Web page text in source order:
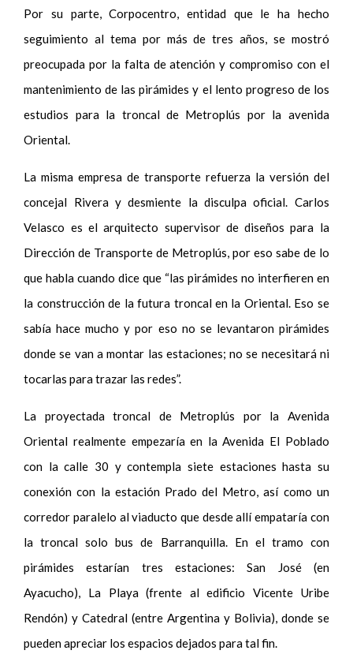
Por su parte, Corpocentro, entidad que le ha hecho
seguimiento al tema por más de tres años, se mostró
preocupada por la falta de atención y compromiso con el
mantenimiento de las pirámides y el lento progreso de los
estudios para la troncal de Metroplús por la avenida
Oriental.
La misma empresa de transporte refuerza la versión del
concejal Rivera y desmiente la disculpa oficial. Carlos
Velasco es el arquitecto supervisor de diseños para la
Dirección de Transporte de Metroplús, por eso sabe de lo
que habla cuando dice que “las pirámides no interfieren en
la construcción de la futura troncal en la Oriental. Eso se
sabía hace mucho y por eso no se levantaron pirámides
donde se van a montar las estaciones; no se necesitará ni
tocarlas para trazar las redes”.
La proyectada troncal de Metroplús por la Avenida
Oriental realmente empezaría en la Avenida El Poblado
con la calle 30 y contempla siete estaciones hasta su
conexión con la estación Prado del Metro, así como un
corredor paralelo al viaducto que desde allí empataría con
la troncal solo bus de Barranquilla. En el tramo con
pirámides estarían tres estaciones: San José (en
Ayacucho), La Playa (frente al edificio Vicente Uribe
Rendón) y Catedral (entre Argentina y Bolivia), donde se
pueden apreciar los espacios dejados para tal fin.